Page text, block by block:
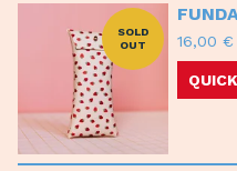
SOLD
OUT
16,00 €